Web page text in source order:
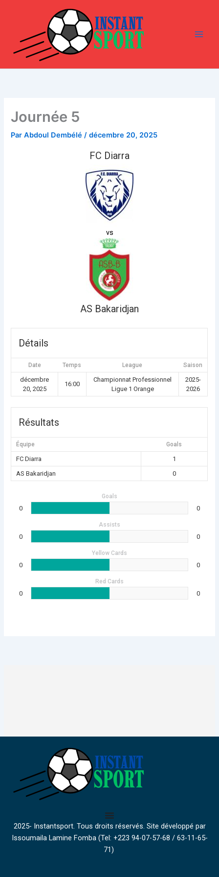
Journée 5
ParAbdoul Dembélé/décembre 20, 2025
FC Diarra
vs
AS Bakaridjan
Détails
Date Temps League Saison
décembre
20, 2025
16:00
Championnat Professionnel
Ligue 1 Orange
2025-
2026
Résultats
Équipe Goals
FC Diarra
1
AS Bakaridjan
0
Goals
0 0
Assists
0 0
Yellow Cards
0 0
Red Cards
0 0
2025- Instantsport. Tous droits réservés. Site développé par
Issoumaila Lamine Fomba (Tel: +223 94-07-57-68 / 63-11-65-
71)